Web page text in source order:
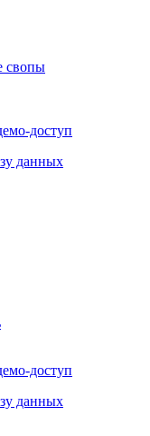
данных
данных